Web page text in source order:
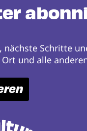
Schritte
und alle